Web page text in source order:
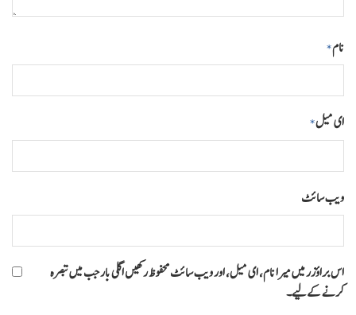
نام*
ای میل*
ویب‌ سائٹ
اس براؤزر میں میرا نام، ای میل، اور ویب سائٹ محفوظ رکھیں اگلی بار جب میں تبصرہ
کرنے کےلیے۔